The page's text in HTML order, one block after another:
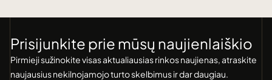
Prisijunkite prie mūsų naujienlaiškio
Pirmieji sužinokite visas aktualiausias rinkos naujienas, atraskite
naujausius nekilnojamojo turto skelbimus ir dar daugiau.